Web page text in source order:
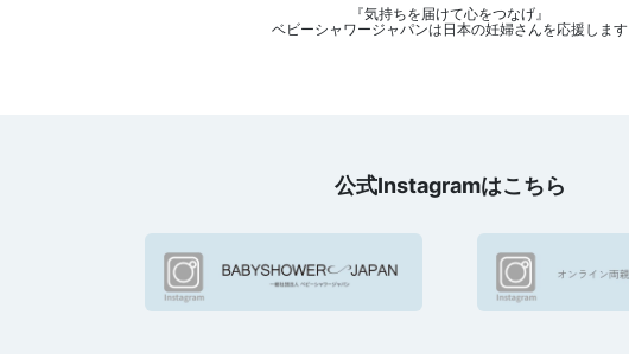
『気持ちを届けて心をつなげ』
ベビーシャワージャパンは日本の妊婦さんを応援します
公式Instagramはこちら